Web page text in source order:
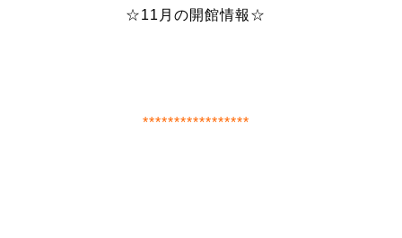
☆11月の開館情報☆
*****************